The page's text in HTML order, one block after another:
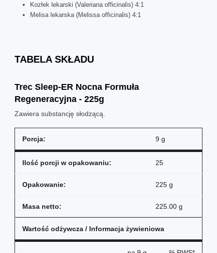
Kozłek lekarski (Valeriana officinalis) 4:1
Melisa lekarska (Melissa officinalis) 4:1
TABELA SKŁADU
Trec Sleep-ER Nocna Formuła
Regeneracyjna - 225g
Zawiera substancję słodzącą.
Porcja: 9 g
Ilość porcji w opakowaniu: 25
Opakowanie: 225 g
Masa netto: 225.00 g
Wartość odżywcza / Informacja żywieniowa